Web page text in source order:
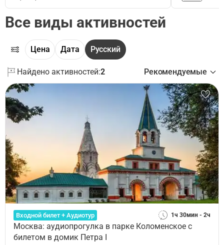
Все виды активностей
Цена Дата Русский
Найдено активностей:2 Рекомендуемые
Входной билет + Аудиотур 1ч 30мин - 2ч
Москва: аудиопрогулка в парке Коломенское с
билетом в домик Петра I